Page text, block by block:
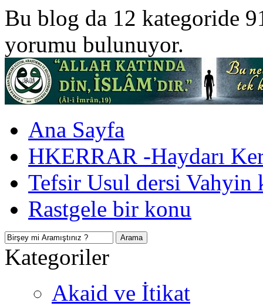
Bu blog da 12 kategoride
yorumu bulunuyor.
Ana Sayfa
HKERRAR -Haydarı
Tefsir Usul dersi Vahyin
Rastgele bir konu
Kategoriler
Akaid ve İtikat